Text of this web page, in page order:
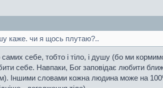
каже. чи я щось плутаю?..
себе, тобто і тіло, і душу (бо ми
себе. Навпаки, Бог заповідає любити
Іншими словами кожна людина може на